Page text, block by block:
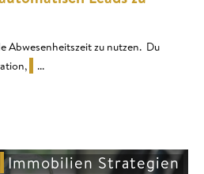
Abwesenheitszeit zu nutzen. Du
...
Immobilien Strategien